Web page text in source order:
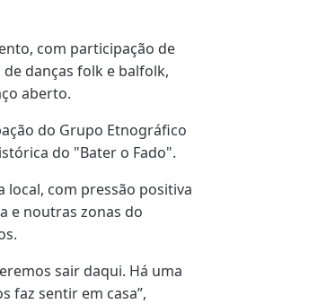
com participação de
danças folk e balfolk,
aberto.
do Grupo Etnográfico
do "Bater o Fado".
local, com pressão positiva
e noutras zonas do
sair daqui. Há uma
faz sentir em casa”,